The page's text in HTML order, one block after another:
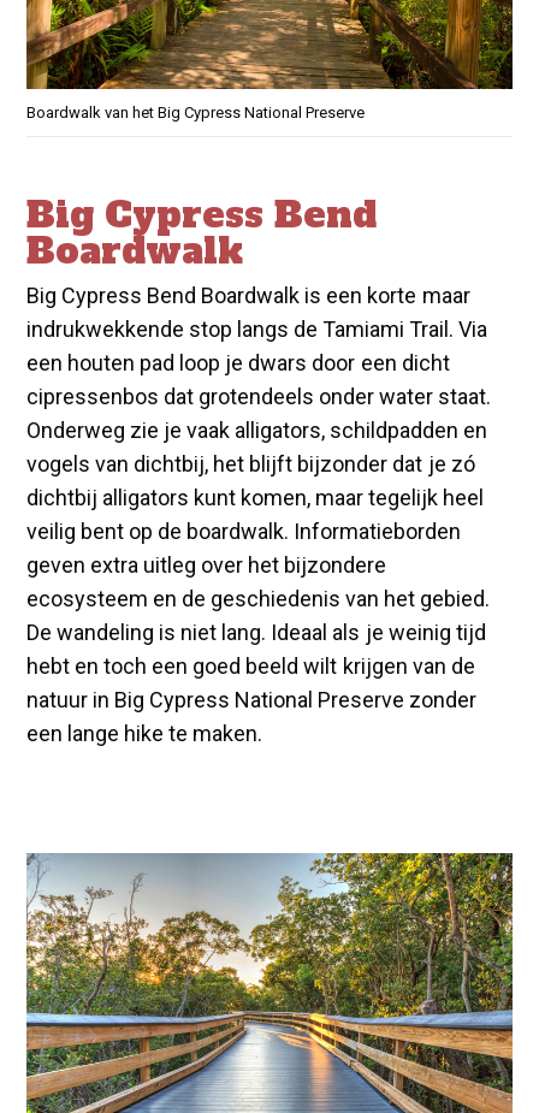
Boardwalk van het Big Cypress National Preserve
Big Cypress Bend
Boardwalk
Big Cypress Bend Boardwalk is een korte maar
indrukwekkende stop langs de Tamiami Trail. Via
een houten pad loop je dwars door een dicht
cipressenbos dat grotendeels onder water staat.
Onderweg zie je vaak alligators, schildpadden en
vogels van dichtbij, het blijft bijzonder dat je zó
dichtbij alligators kunt komen, maar tegelijk heel
veilig bent op de boardwalk. Informatieborden
geven extra uitleg over het bijzondere
ecosysteem en de geschiedenis van het gebied.
De wandeling is niet lang. Ideaal als je weinig tijd
hebt en toch een goed beeld wilt krijgen van de
natuur in Big Cypress National Preserve zonder
een lange hike te maken.